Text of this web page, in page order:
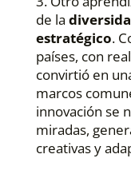
de la
estratégico.
países, con
convirtió en
marcos
innovación se
miradas,
creativas y